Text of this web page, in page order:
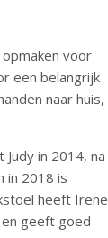
voor
een belangrijk
naar huis,
in 2014, na
in 2018 is
heeft Irene
en geeft goed